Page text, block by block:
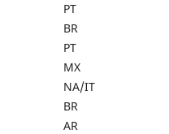
PT
BR
PT
MX
NA/IT
BR
AR